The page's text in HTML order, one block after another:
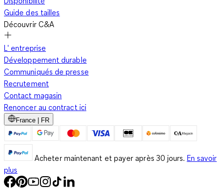
Guide des tailles
Découvrir C&A
L' entreprise
Développement durable
Communiqués de presse
Recrutement
Contact magasin
Renoncer au contract ici
France | FR
Acheter maintenant et payer après 30 jours. En savoir
plus